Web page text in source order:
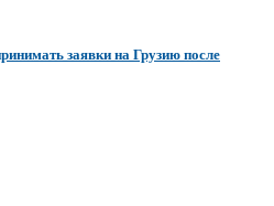
заявки на Грузию после